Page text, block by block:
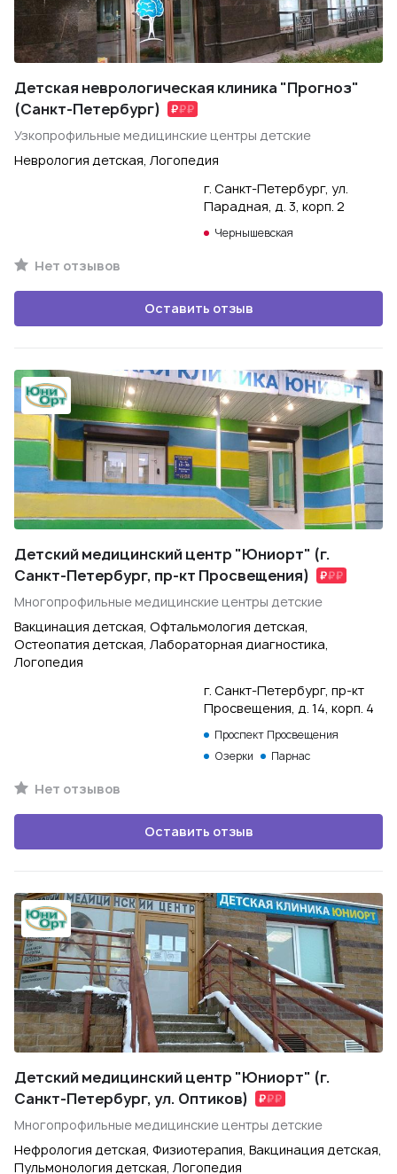
Детская неврологическая клиника "Прогноз"
(Санкт-Петербург)
Узкопрофильные медицинские центры детские
Неврология детская, Логопедия
г. Санкт-Петербург, ул.
Парадная, д. 3, корп. 2
Чернышевская
Нет отзывов
Оставить отзыв
Детский медицинский центр "Юниорт" (г.
Санкт-Петербург, пр-кт Просвещения)
Многопрофильные медицинские центры детские
Вакцинация детская, Офтальмология детская,
Остеопатия детская, Лабораторная диагностика,
Логопедия
г. Санкт-Петербург, пр-кт
Просвещения, д. 14, корп. 4
Проспект Просвещения
Озерки
Парнас
Нет отзывов
Оставить отзыв
Детский медицинский центр "Юниорт" (г.
Санкт-Петербург, ул. Оптиков)
Многопрофильные медицинские центры детские
Нефрология детская, Физиотерапия, Вакцинация детская,
Пульмонология детская, Логопедия